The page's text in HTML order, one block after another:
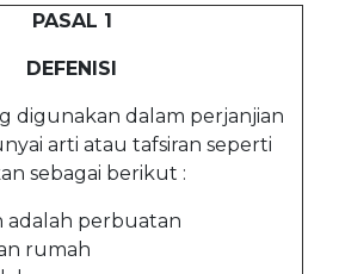
PASAL 1
DEFENISI
digunakan dalam perjanjian
arti atau tafsiran seperti
sebagai berikut :
adalah perbuatan
rumah